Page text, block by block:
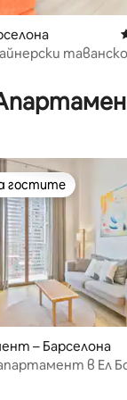
5, 166 отзива
таванско
5, 437 отзива
гостите
гостите
– Барселона
в Ел